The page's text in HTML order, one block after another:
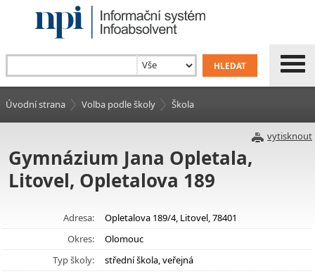
Úvodní strana Volba podle školy Škola
vytisknout
Gymnázium Jana Opletala,
Litovel, Opletalova 189
Adresa:
Opletalova 189/4, Litovel, 78401
Okres:
Olomouc
Typ školy:
střední škola, veřejná